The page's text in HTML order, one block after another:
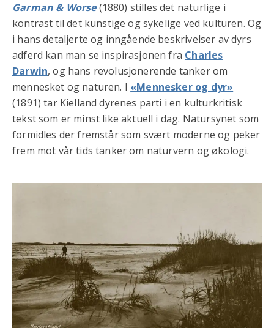
Garman & Worse(1880) stilles det naturlige i
kontrast til det kunstige og sykelige ved kulturen. Og
i hans detaljerte og inngående beskrivelser av dyrs
adferd kan man se inspirasjonen fra Charles
Darwin, og hans revolusjonerende tanker om
mennesket og naturen. I «Mennesker og dyr»
(1891) tar Kielland dyrenes parti i en kulturkritisk
tekst som er minst like aktuell i dag. Natursynet som
formidles der fremstår som svært moderne og peker
frem mot vår tids tanker om naturvern og økologi.